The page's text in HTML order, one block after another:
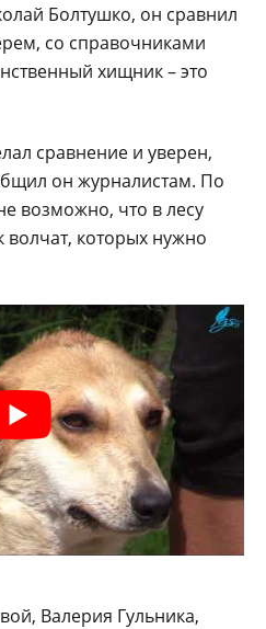
Болтушко, он сравнил
со справочниками
хищник – это
сравнение и уверен,
он журналистам. По
возможно, что в лесу
волчат, которых нужно
Валерия Гульника,